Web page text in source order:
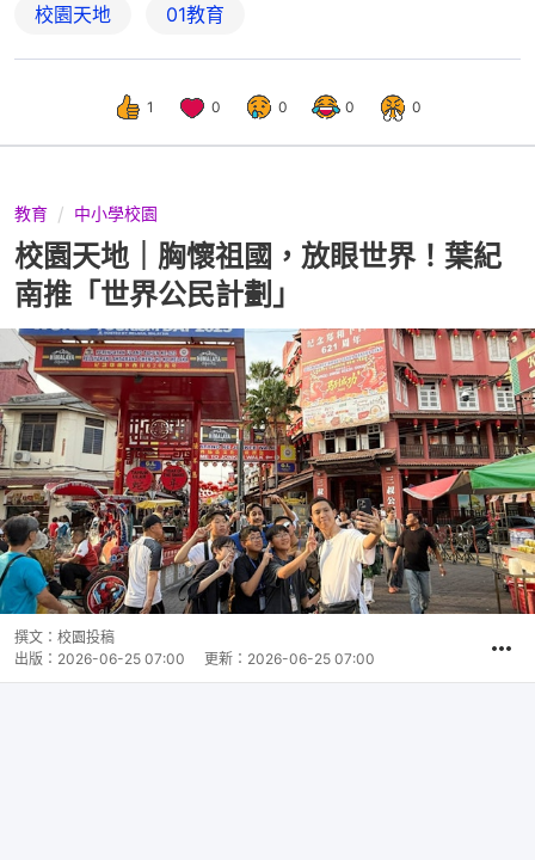
校園天地 01教育
1 0 0 0 0
教育 中小學校園
校園天地｜胸懷祖國，放眼世界！葉紀
南推「世界公民計劃」
撰文： 校園投稿
出版： 2026-06-25 07:00 更新： 2026-06-25 07:00